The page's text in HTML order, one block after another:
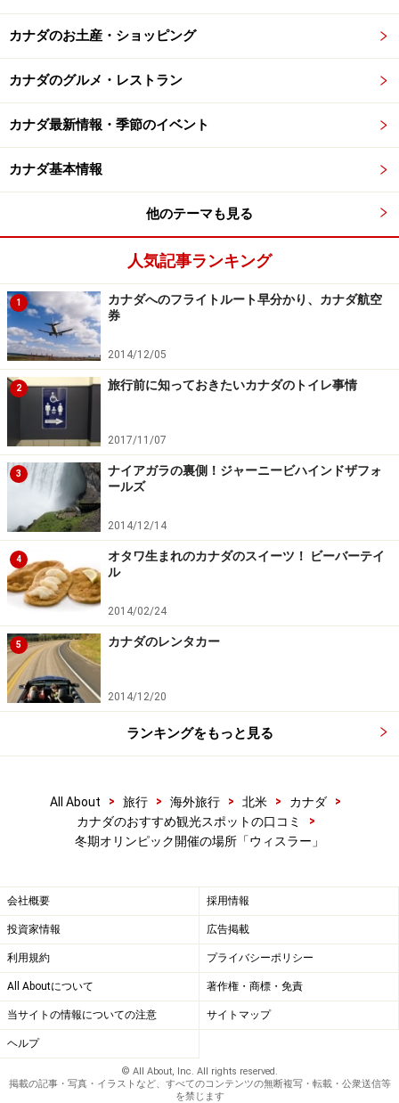
カナダのお土産・ショッピング
カナダのグルメ・レストラン
カナダ最新情報・季節のイベント
カナダ基本情報
他のテーマも見る
人気記事ランキング
1
カナダへのフライトルート早分かり、カナダ航空
券
2014/12/05
2 旅行前に知っておきたいカナダのトイレ事情
2017/11/07
3
ナイアガラの裏側！ジャーニービハインドザフォ
ールズ
2014/12/14
4
オタワ生まれのカナダのスイーツ！ ビーバーテイ
ル
2014/02/24
5 カナダのレンタカー
2014/12/20
ランキングをもっと見る
All About > 旅行 > 海外旅行 > 北米 > カナダ
>
カナダのおすすめ観光スポットの口コミ
>
冬期オリンピック開催の場所「ウィスラー」
会社概要 採用情報
投資家情報 広告掲載
利用規約 プライバシーポリシー
All Aboutについて 著作権・商標・免責
当サイトの情報についての注意 サイトマップ
ヘルプ
© All About, Inc. All rights reserved.
掲載の記事・写真・イラストなど、すべてのコンテンツの無断複写・転載・公衆送信等
を禁じます